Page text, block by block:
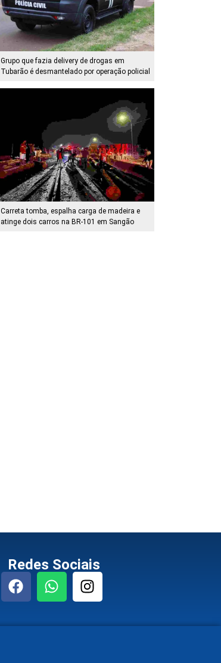
Grupo que fazia delivery de drogas em
Tubarão é desmantelado por operação policial
Carreta tomba, espalha carga de madeira e
atinge dois carros na BR-101 em Sangão
Redes Sociais